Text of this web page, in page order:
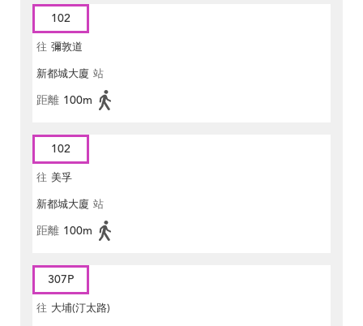
102
往 彌敦道
新都城大廈 站
距離 100m
102
往 美孚
新都城大廈 站
距離 100m
307P
往 大埔(汀太路)